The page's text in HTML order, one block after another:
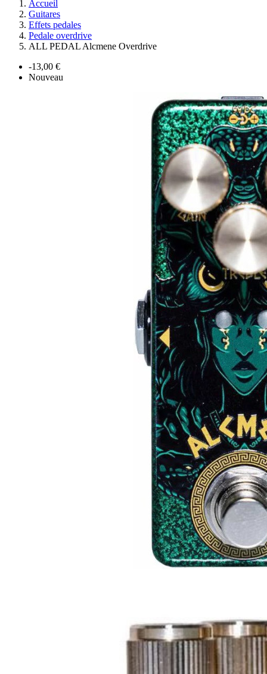
Accueil
Guitares
Effets pedales
Pedale overdrive
ALL PEDAL Alcmene Overdrive
-13,00 €
Nouveau